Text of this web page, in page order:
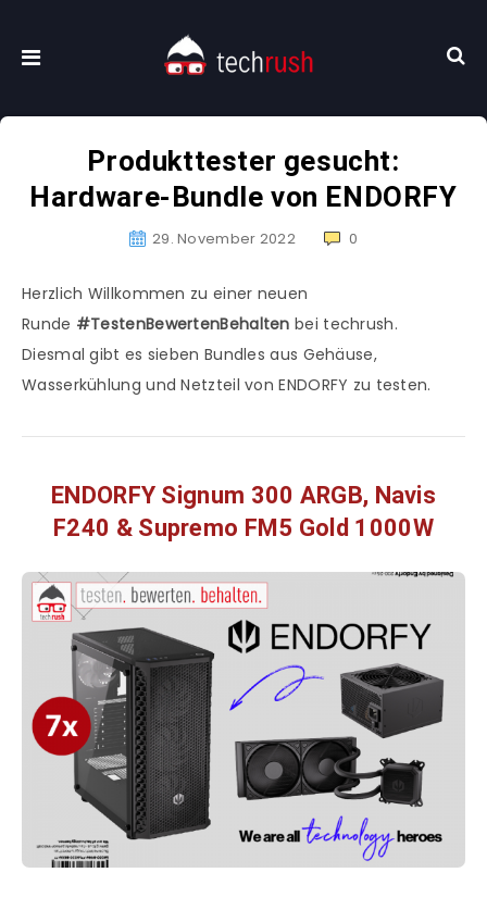
Produkttester gesucht:
Hardware-Bundle von ENDORFY
29. November 2022 0
Herzlich Willkommen zu einer neuen
Runde #TestenBewertenBehalten bei techrush.
Diesmal gibt es sieben Bundles aus Gehäuse,
Wasserkühlung und Netzteil von ENDORFY zu testen.
ENDORFY Signum 300 ARGB, Navis
F240 & Supremo FM5 Gold 1000W